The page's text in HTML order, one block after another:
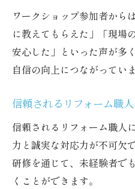
ワークショップ参加者から
に教えてもらえた」「現場
安心した」といった声が多
自信の向上につながっていま
信頼されるリフォーム職
信頼されるリフォーム職人
力と誠実な対応力が不可欠
研修を通じて、未経験者で
くことができます。